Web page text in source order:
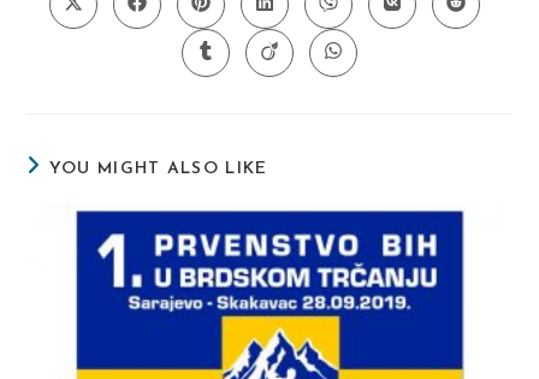
Opens
in
Opens
in
Opens
in
a
new
window
Opens
in
a
new
window
Opens
in
a
new
window
Opens
in
Opens
in
Opens
in
Opens
in
Opens
in
YOU MIGHT ALSO LIKE